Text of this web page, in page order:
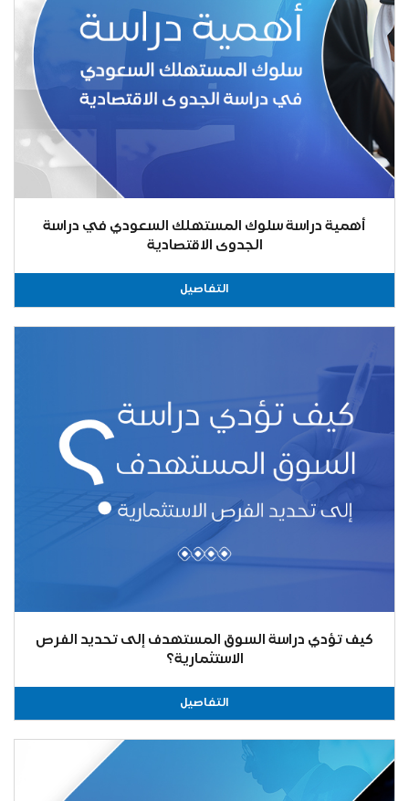
أهمية دراسة سلوك المستهلك السعودي في دراسة
الجدوى الاقتصادية
التفاصيل
كيف تؤدي دراسة السوق المستهدف إلى تحديد الفرص
الاستثمارية؟
التفاصيل